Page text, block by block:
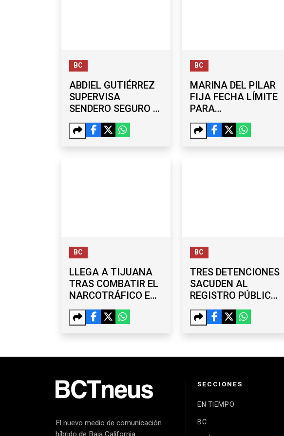
BC
ABDIEL GUTIÉRREZ
SUPERVISA
SENDERO SEGURO Y
NUEVA TECHUMBRE
EN SECUNDARIA DE
BC
MARINA DEL PILAR
FIJA FECHA LÍMITE
PARA
FUNCIONARIOS QUE
BUSQUEN COMPETIR
BC
LLEGA A TIJUANA
TRAS COMBATIR EL
NARCOTRÁFICO EN
COLOMBIA; LANCE
HEGERLE ASUME
BC
TRES DETENCIONES
SACUDEN AL
REGISTRO PÚBLICO
DE TJUANA Y AL
“CARTEL
EXDELEGADO, ENTRE
El nuevo medio de comunicación
híbrido de Baja California.
SECCIONES
EN TIEMPO
BC